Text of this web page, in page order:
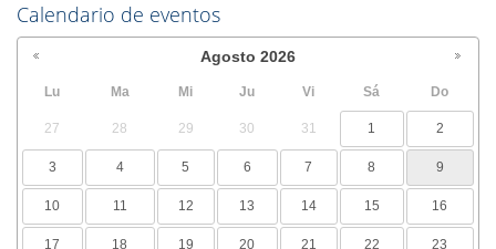
Calendario de eventos
Agosto 2026
Lu Ma Mi Ju Vi Sá Do
27 28 29 30 31 1 2
3 4 5 6 7 8 9
10 11 12 13 14 15 16
17 18 19 20 21 22 23